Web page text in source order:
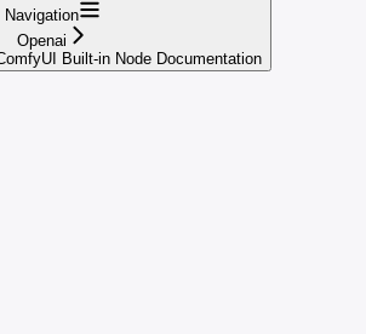
Navigation
Openai
Built-in Node Documentation